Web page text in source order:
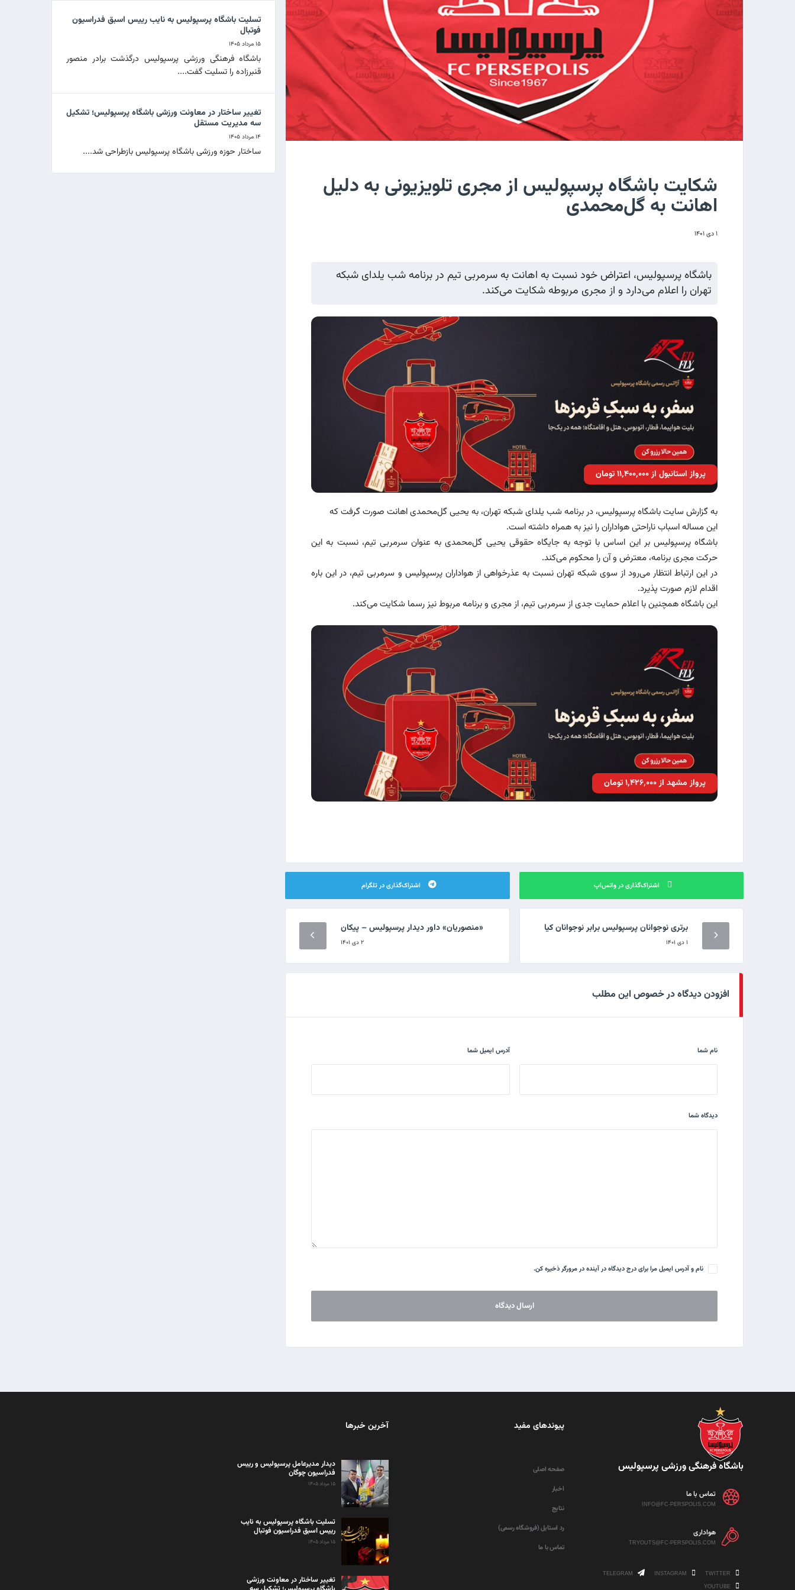
شکایت باشگاه پرسپولیس از مجری تلویزیونی به دلیل
اهانت به گل‌محمدی
۱ دی ۱۴۰۱
باشگاه پرسپولیس، اعتراض خود نسبت به اهانت به سرمربی تیم در برنامه شب یلدای شبکه
تهران را اعلام می‌دارد و از مجری مربوطه شکایت می‌کند.
پرواز استانبول از ۱۱٬۴۰۰٬۰۰۰ تومان
به گزارش سایت باشگاه پرسپولیس، در برنامه شب یلدای شبکه تهران، به یحیی گل‌محمدی اهانت صورت گرفت که
این مساله اسباب ناراحتی هواداران را نیز به همراه داشته است.
باشگاه پرسپولیس بر این اساس با توجه به جایگاه حقوقی یحیی گل‌محمدی به عنوان سرمربی تیم، نسبت به این
حرکت مجری برنامه، معترض و آن ‌را محکوم می‌کند.
در این ارتباط انتظار می‌رود از سوی شبکه تهران نسبت به عذرخواهی از هواداران پرسپولیس و سرمربی تیم، در این باره
اقدام لازم صورت پذیرد.
این باشگاه همچنین با اعلام حمایت جدی از سرمربی تیم، از مجری و برنامه مربوط نیز رسما شکایت می‌کند.
پرواز مشهد از ۱٬۴۲۶٬۰۰۰ تومان
اشتراک‌گذاری در واتس‌اپ اشتراک‌گذاری در تلگرام
برتری نوجوانان پرسپولیس برابر نوجوانان کیا
۱ دی ۱۴۰۱
«منصوریان» داور دیدار پرسپولیس – پیکان
۲ دی ۱۴۰۱
افزودن دیدگاه در خصوص این مطلب
نام شما آدرس ایمیل شما
دیدگاه شما
نام و آدرس ایمیل مرا برای درج دیدگاه در آینده در مرورگر ذخیره کن.
تسلیت باشگاه پرسپولیس به نایب رییس اسبق فدراسیون
فوتبال
۱۵ مرداد ۱۴۰۵
باشگاه فرهنگی ورزشی پرسپولیس درگذشت برادر منصور
قنبرزاده را تسلیت گفت....
تغییر ساختار در معاونت ورزشی باشگاه پرسپولیس؛ تشکیل
سه مدیریت مستقل
۱۴ مرداد ۱۴۰۵
ساختار حوزه ورزشی باشگاه پرسپولیس بازطراحی شد....
باشگاه فرهنگی ورزشی پرسپولیس
تماس با ما
INFO@FC-PERSPOLIS.COM
هواداری
TRYOUTS@FC-PERSPOLIS.COM
پیوندهای مفید
صفحه اصلی
اخبار
نتایج
رد استایل (فروشگاه رسمی)
تماس با ما
آخرین خبرها
دیدار مدیرعامل پرسپولیس و رییس
فدراسیون چوگان
۱۵ مرداد ۱۴۰۵
تسلیت باشگاه پرسپولیس به نایب
رییس اسبق فدراسیون فوتبال
۱۵ مرداد ۱۴۰۵
تغییر ساختار در معاونت ورزشی